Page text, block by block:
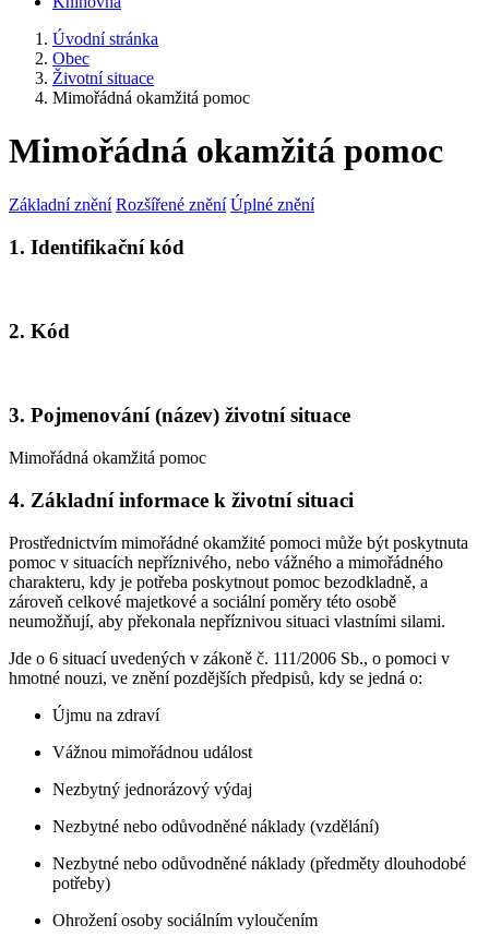
Úvodní stránka
Obec
Životní situace
Mimořádná okamžitá pomoc
Mimořádná okamžitá pomoc
Základní znění Rozšířené znění Úplné znění
1. Identifikační kód
2. Kód
3. Pojmenování (název) životní situace
Mimořádná okamžitá pomoc
4. Základní informace k životní situaci
Prostřednictvím mimořádné okamžité pomoci může být poskytnuta
pomoc v situacích nepříznivého, nebo vážného a mimořádného
charakteru, kdy je potřeba poskytnout pomoc bezodkladně, a
zároveň celkové majetkové a sociální poměry této osobě
neumožňují, aby překonala nepříznivou situaci vlastními silami.
Jde o 6 situací uvedených v zákoně č. 111/2006 Sb., o pomoci v
hmotné nouzi, ve znění pozdějších předpisů, kdy se jedná o:
Újmu na zdraví
Vážnou mimořádnou událost
Nezbytný jednorázový výdaj
Nezbytné nebo odůvodněné náklady (vzdělání)
Nezbytné nebo odůvodněné náklady (předměty dlouhodobé
potřeby)
Ohrožení osoby sociálním vyloučením